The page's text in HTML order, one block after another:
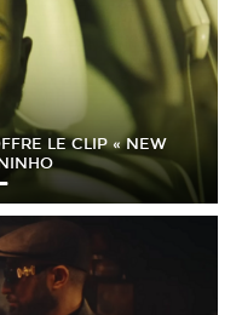
LE CLIP « NEW